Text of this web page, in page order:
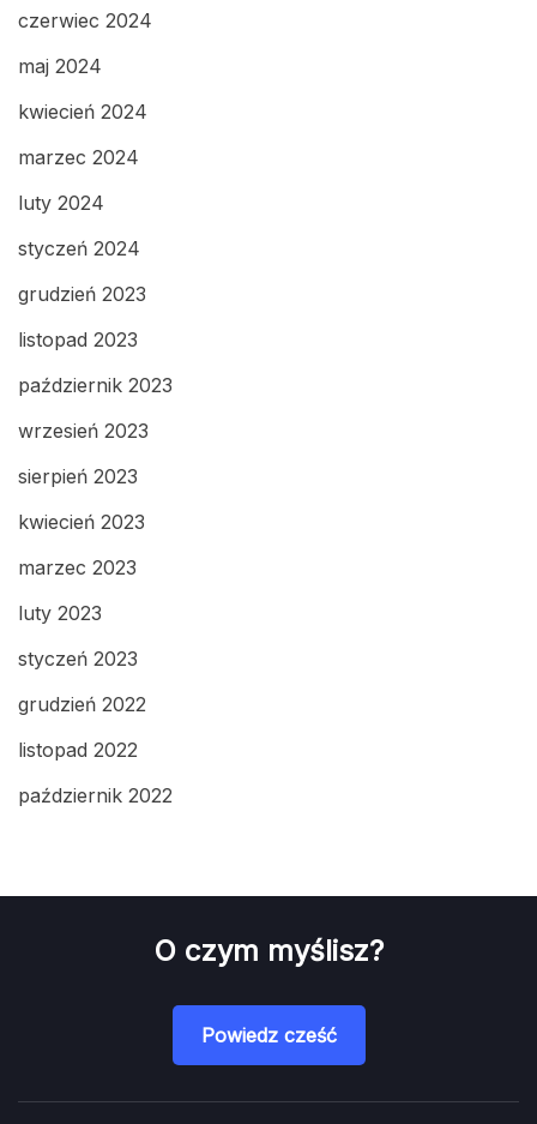
czerwiec 2024
maj 2024
kwiecień 2024
marzec 2024
luty 2024
styczeń 2024
grudzień 2023
listopad 2023
październik 2023
wrzesień 2023
sierpień 2023
kwiecień 2023
marzec 2023
luty 2023
styczeń 2023
grudzień 2022
listopad 2022
październik 2022
O czym myślisz?
Powiedz cześć